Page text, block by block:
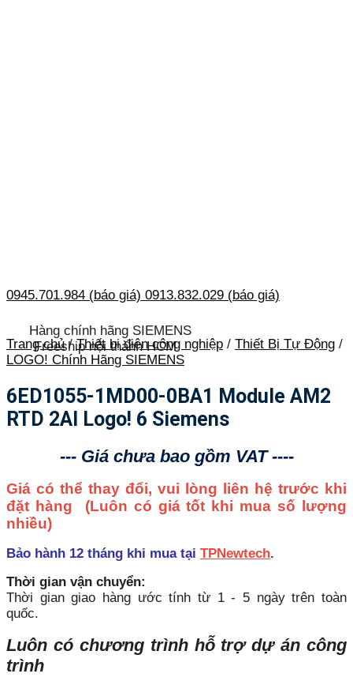
0945.701.984 (báo giá) 0913.832.029 (báo giá)
Hàng chính hãng SIEMENS
Freeship nội thành HCM
Trang chủ / Thiết bị điện công nghiệp / Thiết Bị Tự Động /
LOGO! Chính Hãng SIEMENS
6ED1055-1MD00-0BA1 Module AM2
RTD 2AI Logo! 6 Siemens
--- Giá chưa bao gồm VAT ----
Giá có thể thay đổi, vui lòng liên hệ trước khi
đặt hàng (Luôn có giá tốt khi mua số lượng
nhiều)
Bảo hành 12 tháng khi mua tại TPNewtech.
Thời gian vận chuyển:
Thời gian giao hàng ước tính từ 1 - 5 ngày trên toàn
quốc.
Luôn có chương trình hỗ trợ dự án công
trình